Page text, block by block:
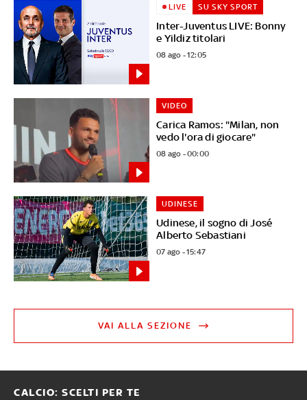
Inter-Juventus LIVE: Bonny
e Yildiz titolari
LIVE SU SKY SPORT
08 ago - 12:05
Carica Ramos: "Milan, non
vedo l'ora di giocare"
VIDEO
08 ago - 00:00
Udinese, il sogno di José
Alberto Sebastiani
UDINESE
07 ago - 15:47
VAI ALLA SEZIONE
CALCIO: SCELTI PER TE